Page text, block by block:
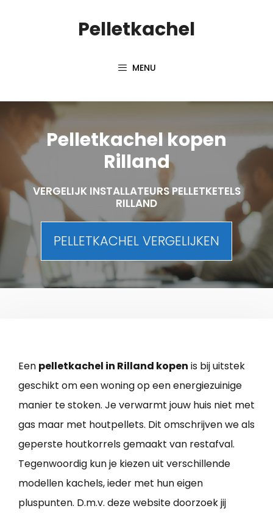
Pelletkachel
MENU
Pelletkachel kopen
Rilland
VERGELIJK INSTALLATEURS PELLETKETELS
RILLAND
PELLETKACHEL VERGELIJKEN
Een pelletkachel in Rilland kopen is bij uitstek
geschikt om een woning op een energiezuinige
manier te stoken. Je verwarmt jouw huis niet met
gas maar met houtpellets. Dit omschrijven we als
geperste houtkorrels gemaakt van restafval.
Tegenwoordig kun je kiezen uit verschillende
modellen kachels, ieder met hun eigen
pluspunten. D.m.v. deze website doorzoek jij